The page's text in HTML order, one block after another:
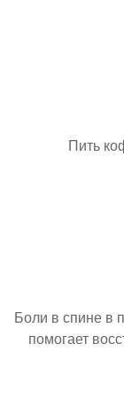
Пить
Боли в спине в
помогает